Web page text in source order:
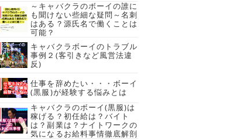
～キャバクラのボーイの誰に
も聞けない些細な疑問～名刺
はある？源氏名で働くことは
可能？
キャバクラボーイのトラブル
事例２(客引きなど風営法違
反)
仕事を辞めたい・・・ボーイ
(黒服)が経験する悩みとは
キャバクラのボーイ(黒服)は
稼げる？初任給は？バイト
は？副業は？ナイトワークの
気になるお給料事情徹底解剖